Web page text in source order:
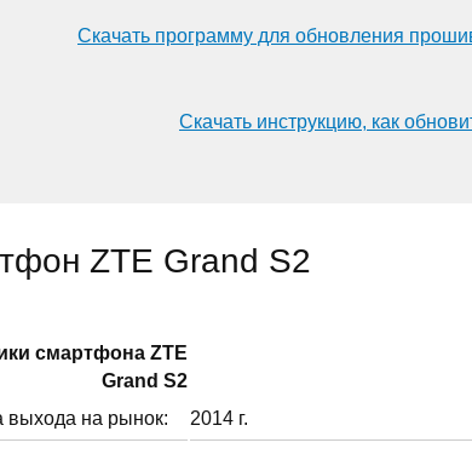
Скачать программу для обновления
Скачать инструкцию, как
ZTE Grand S2
смартфонa ZTE
Grand S2
выхода на рынок:
2014 г.